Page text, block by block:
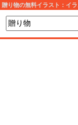
贈り物の無料イラスト：イ